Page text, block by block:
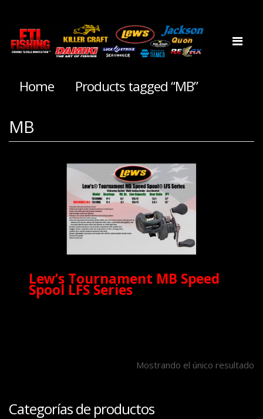
Home Products tagged “MB”
MB
Lew’s Tournament MB Speed
Spool LFS Series
Mostrando el único resultado
Categorías de productos